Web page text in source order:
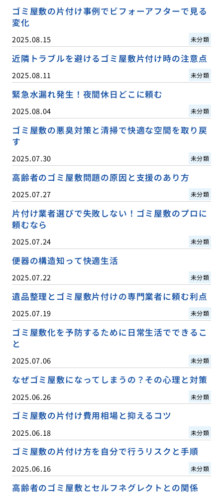
ゴミ屋敷の片付け事例でビフォーアフターで見る
変化
2025.08.15 未分類
近隣トラブルを避けるゴミ屋敷片付け時の注意点
2025.08.11 未分類
緊急水漏れ発生！夜間休日どこに頼む
2025.08.04 未分類
ゴミ屋敷の悪臭対策と清掃で快適な空間を取り戻
す
2025.07.30 未分類
高齢者のゴミ屋敷問題の原因と支援のあり方
2025.07.27 未分類
片付け業者選びで失敗しない！ゴミ屋敷のプロに
頼むなら
2025.07.24 未分類
便器の構造知って快適生活
2025.07.22 未分類
遺品整理とゴミ屋敷片付けの専門業者に頼む利点
2025.07.19 未分類
ゴミ屋敷化を予防するために日常生活でできるこ
と
2025.07.06 未分類
なぜゴミ屋敷になってしまうの？その心理と対策
2025.06.26 未分類
ゴミ屋敷の片付け費用相場と抑えるコツ
2025.06.18 未分類
ゴミ屋敷の片付け方を自分で行うリスクと手順
2025.06.16 未分類
高齢者のゴミ屋敷とセルフネグレクトとの関係